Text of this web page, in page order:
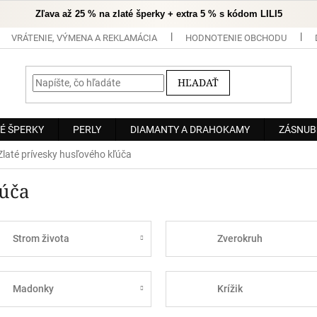
Zľava až 25 % na zlaté šperky + extra 5 % s kódom LILI5
VRÁTENIE, VÝMENA A REKLAMÁCIA HODNOTENIE OBCHODU
HĽADAŤ
ŠPERKY PERLY DIAMANTY A DRAHOKAMY
prívesky husľového kľúča
Strom života Zverokruh
Madonky Krížik